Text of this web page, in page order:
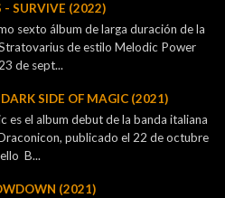
- SURVIVE (2022)
sexto álbum de larga duración de la
de estilo Melodic Power
de sept...
SIDE OF MAGIC (2021)
es el album debut de la banda italiana
publicado el 22 de octubre
B...
(2021)